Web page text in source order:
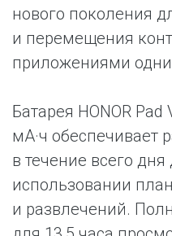
нового поколения
и перемещения
приложениями
Батарея HONOR
мА·ч обеспечивает
в течение всего
использовании
и развлечений.